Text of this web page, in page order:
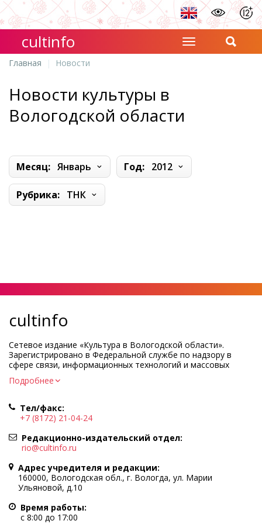
cultinfo
Главная Новости
Новости культуры в
Вологодской области
Месяц: Январь Год: 2012
Рубрика: ТНК
cultinfo
Сетевое издание «Культура в Вологодской области».
Зарегистрировано в Федеральной службе по надзору в
сфере связи, информационных технологий и массовых
коммуникаций.
Регистрационный номер и дата принятия решения о
Учредитель КУ ВО «Информационно-аналитический центр
культуры»
Адрес учредителя и редакции: 160000, Вологодская обл., г.
Вологда, ул. Марии Ульяновой, д.10
Главный редактор — Легчанова Елена Григорьевна
Политика в отношении обработки персональных данных
При полном или частичном использовании информации
портала гиперссылка на cultinfo.ru обязательна.
Редакция не несет ответственности за достоверность
Подробнее
Тел/факс:
+7 (8172) 21-04-24
Редакционно-издательский отдел:
rio@cultinfo.ru
Адрес учредителя и редакции:
160000, Вологодская обл., г. Вологда, ул. Марии
Ульяновой, д.10
Время работы:
с 8:00 до 17:00